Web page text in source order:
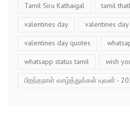
Tamil Siru Kathaigal tamil
valentines day valentines
valentines day quotes
whatsapp status tamil wish
பிறந்தநாள் வாழ்த்துக்கள் யுவன் -